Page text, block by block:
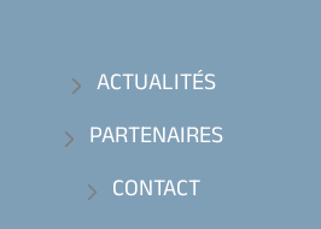
ACTUALITÉS
PARTENAIRES
CONTACT